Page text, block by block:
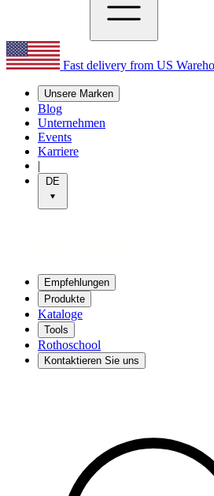
Fast delivery from US
Unsere Marken
Blog
Unternehmen
Events
Karriere
|
DE
Empfehlungen
Produkte
Kataloge
Tools
Rothoschool
Kontaktieren Sie uns